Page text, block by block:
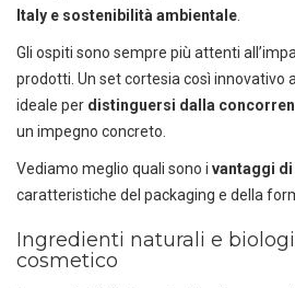
Italy e sostenibilità ambientale.
Gli ospiti sono sempre più attenti
prodotti. Un set cortesia così innovativo
ideale per distinguersi dalla
un impegno concreto.
Vediamo meglio quali sono i vantaggi
caratteristiche del packaging e della
Ingredienti naturali e
cosmetico